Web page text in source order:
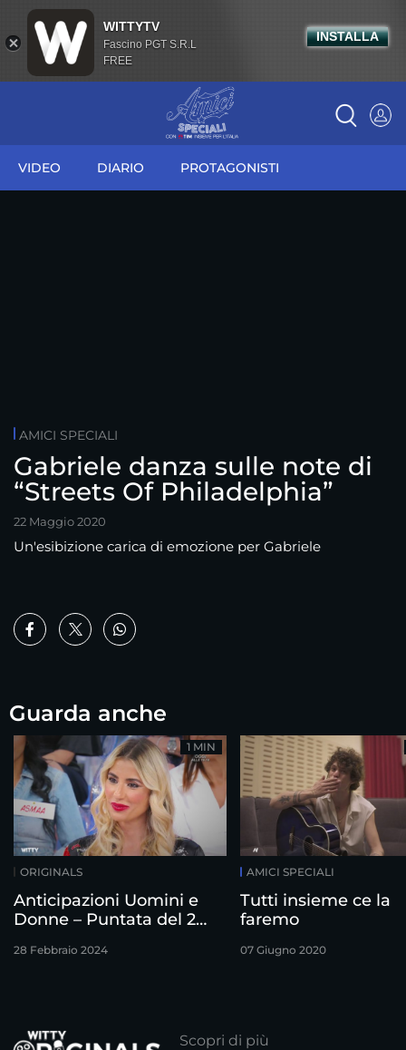
VIDEO DIARIO PROTAGONISTI
AMICI SPECIALI
Gabriele danza sulle note di
“Streets Of Philadelphia”
22 Maggio 2020
Un'esibizione carica di emozione per Gabriele
Guarda anche
ORIGINALS
Anticipazioni Uomini e
Donne – Puntata del 28
28 Febbraio 2024
1 MIN
AMICI SPECIALI
Tutti insieme ce la
faremo
07 Giugno 2020
Scopri di più
WITTYTV
Fascino PGT S.R.L
FREE
INSTALLA